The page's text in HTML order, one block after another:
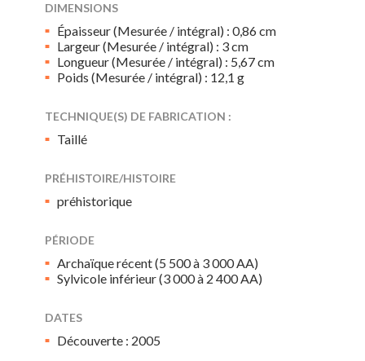
DIMENSIONS
Épaisseur (Mesurée / intégral) : 0,86 cm
Largeur (Mesurée / intégral) : 3 cm
Longueur (Mesurée / intégral) : 5,67 cm
Poids (Mesurée / intégral) : 12,1 g
TECHNIQUE(S) DE FABRICATION :
Taillé
PRÉHISTOIRE/HISTOIRE
préhistorique
PÉRIODE
Archaïque récent (5 500 à 3 000 AA)
Sylvicole inférieur (3 000 à 2 400 AA)
DATES
Découverte : 2005